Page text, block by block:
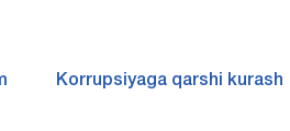
Korrupsiyaga qarshi kurash